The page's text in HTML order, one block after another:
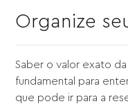
Organize
Saber o valor exato
fundamental para
que pode ir para a